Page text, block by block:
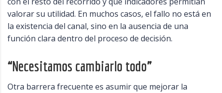
valorar su utilidad. En muchos casos, el fallo no está en
la existencia del canal, sino en la ausencia de una
función clara dentro del proceso de decisión.
“Necesitamos cambiarlo todo”
Otra barrera frecuente es asumir que mejorar la